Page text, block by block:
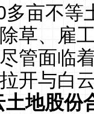
多亩不等
草、雇
管面临
开与白
土地股份